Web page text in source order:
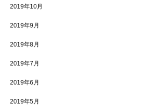
2019年10月
2019年9月
2019年8月
2019年7月
2019年6月
2019年5月